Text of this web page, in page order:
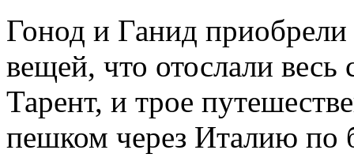
Гонод и Ганид
вещей, что отослали
Тарент, и трое
пешком через Италию по